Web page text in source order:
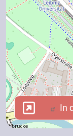
In
In